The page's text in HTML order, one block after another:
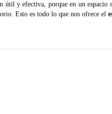
útil y efectiva, porque en un espacio
Esto es todo lo que nos ofrece el